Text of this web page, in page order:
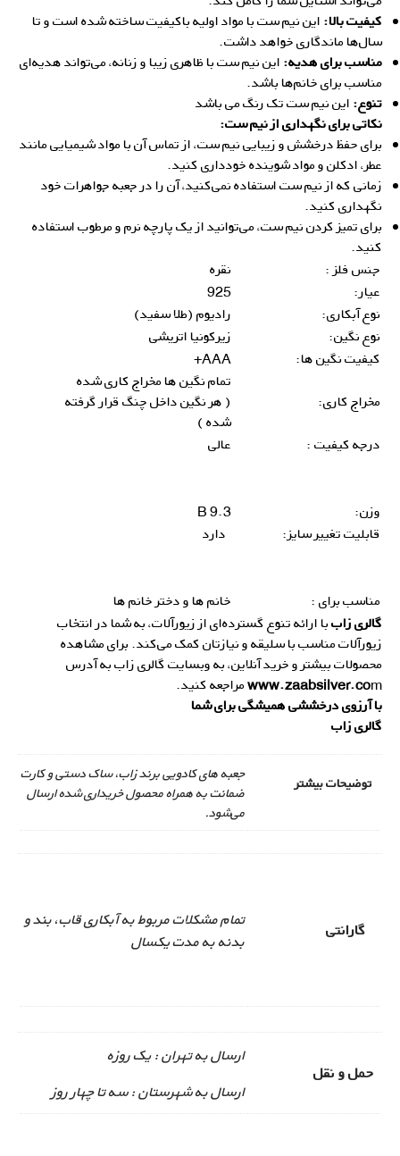
کیفیت بالا: این نیم ست با مواد اولیه باکیفیت ساخته شده است و تا
سال‌ها ماندگاری خواهد داشت.
مناسب برای هدیه: این نیم ست با ظاهری زیبا و زنانه، می‌تواند هدیه‌ای
مناسب برای خانم‌ها باشد.
تنوع: این نیم ست تک رنگ می باشد
نکاتی برای نگهداری از نیم ست:
برای حفظ درخشش و زیبایی نیم ست، از تماس آن با مواد شیمیایی مانند
عطر، ادکلن و مواد شوینده خودداری کنید.
زمانی که از نیم ست استفاده نمی‌کنید، آن را در جعبه جواهرات خود
نگهداری کنید.
برای تمیز کردن نیم ست، می‌توانید از یک پارچه نرم و مرطوب استفاده
کنید.
جنس فلز :
نقره
عیار:
925
نوع آبکاری:
رادیوم (طلا سفید)
نوع نگین:
زیرکونیا اتریشی
کیفیت نگین ها:
AAA+
مخراج کاری:
تمام نگین ها مخراج کاری شده
( هر نگین داخل چنگ قرار گرفته
شده )
درجه کیفیت :
عالی
وزن:
9.3 B
قابلیت تغییر سایز:
دارد
مناسب برای :
خانم ها و دختر خانم ها
گالری زاببا ارائه تنوع گسترده‌ای از زیورآلات، به شما در انتخاب
زیورآلات مناسب با سلیقه و نیازتان کمک می‌کند. برای مشاهده
محصولات بیشتر و خرید آنلاین، به وبسایت گالری زاب به آدرس
www.zaabsilver.com
مراجعه کنید.
با آرزوی درخششی همیشگی برای شما
گالری زاب
توضیحات بیشتر
جعبه های کادویی برند زاب، ساک دستی و کارت
ضمانت به همراه محصول خریداری شده ارسال
می‌شود.
گارانتی
تمام مشکلات مربوط به آبکاری قاب، بند و
بدنه به مدت یکسال
حمل و نقل
ارسال به تهران : یک روزه
ارسال به شهرستان : سه تا چهار روز